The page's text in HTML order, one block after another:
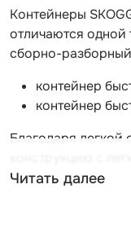
Контейнеры
отличаются одной
сборно-
контейнер
контейнер
Благодаря
место.
Читать далее